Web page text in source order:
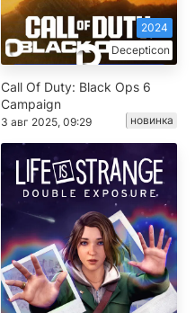
Decepticon
2024
Call Of Duty: Black Ops 6
Campaign
3 авг 2025, 09:29 новинка